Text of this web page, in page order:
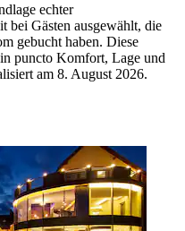
echter
bei Gästen ausgewählt, die
gebucht haben. Diese
puncto Komfort, Lage und
am 8. August 2026.